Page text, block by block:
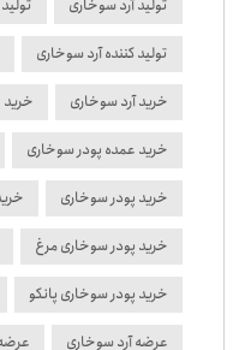
تولید آرد سوخاری
تولید کننده آرد سوخاری
خرید آرد سوخاری خرید
خرید عمده پودر سوخاری
خرید پودر سوخاری
خرید پودر سوخاری مرغ
خرید پودر سوخاری پانکو
عرضه آرد سوخاری